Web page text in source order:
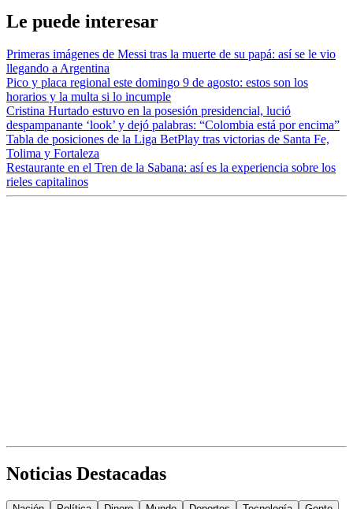
Le puede interesar
Primeras imágenes de Messi tras la muerte de su papá: así se le vio
llegando a Argentina
Pico y placa regional este domingo 9 de agosto: estos son los
horarios y la multa si lo incumple
Cristina Hurtado estuvo en la posesión presidencial, lució
despampanante ‘look’ y dejó palabras: “Colombia está por encima”
Tabla de posiciones de la Liga BetPlay tras victorias de Santa Fe,
Tolima y Fortaleza
Restaurante en el Tren de la Sabana: así es la experiencia sobre los
rieles capitalinos
Noticias Destacadas